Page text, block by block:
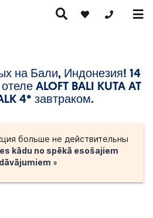
+371
Круизы
Горячие
предложения
на Бали, Индонезия! 14
ALOFT BALI KUTA AT
4* завтраком.
больше не действительны
kādu no spēkā esošajiem
»